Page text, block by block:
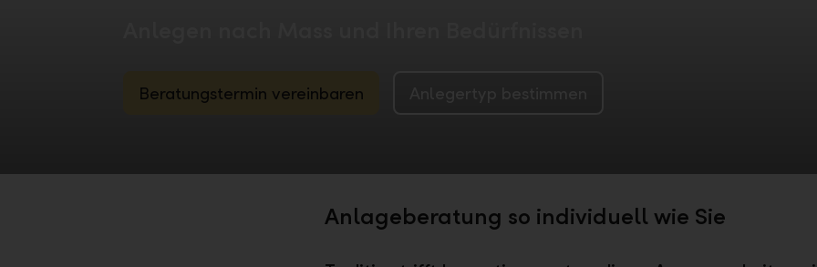
Beratungstermin vereinbaren
Anlageberatung so individuell wie Sie